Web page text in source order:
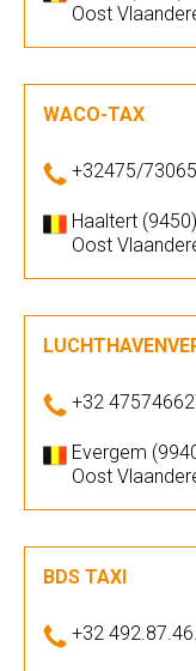
Oost
WACO-TAX
+32475/
Haaltert (9450)
Oost
+32
Evergem
Oost
BDS TAXI
+32